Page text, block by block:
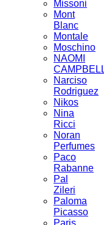
Missoni
Mont
Blanc
Montale
Moschino
NAOMI
Narciso
Rodriguez
Nikos
Nina
Ricci
Noran
Perfumes
Paco
Rabanne
Pal
Zileri
Paloma
Picasso
Paris